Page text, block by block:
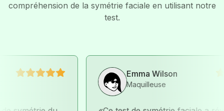
compréhension de la symétrie faciale en utilisant notre
test.
Emma Wilson
Maquilleuse